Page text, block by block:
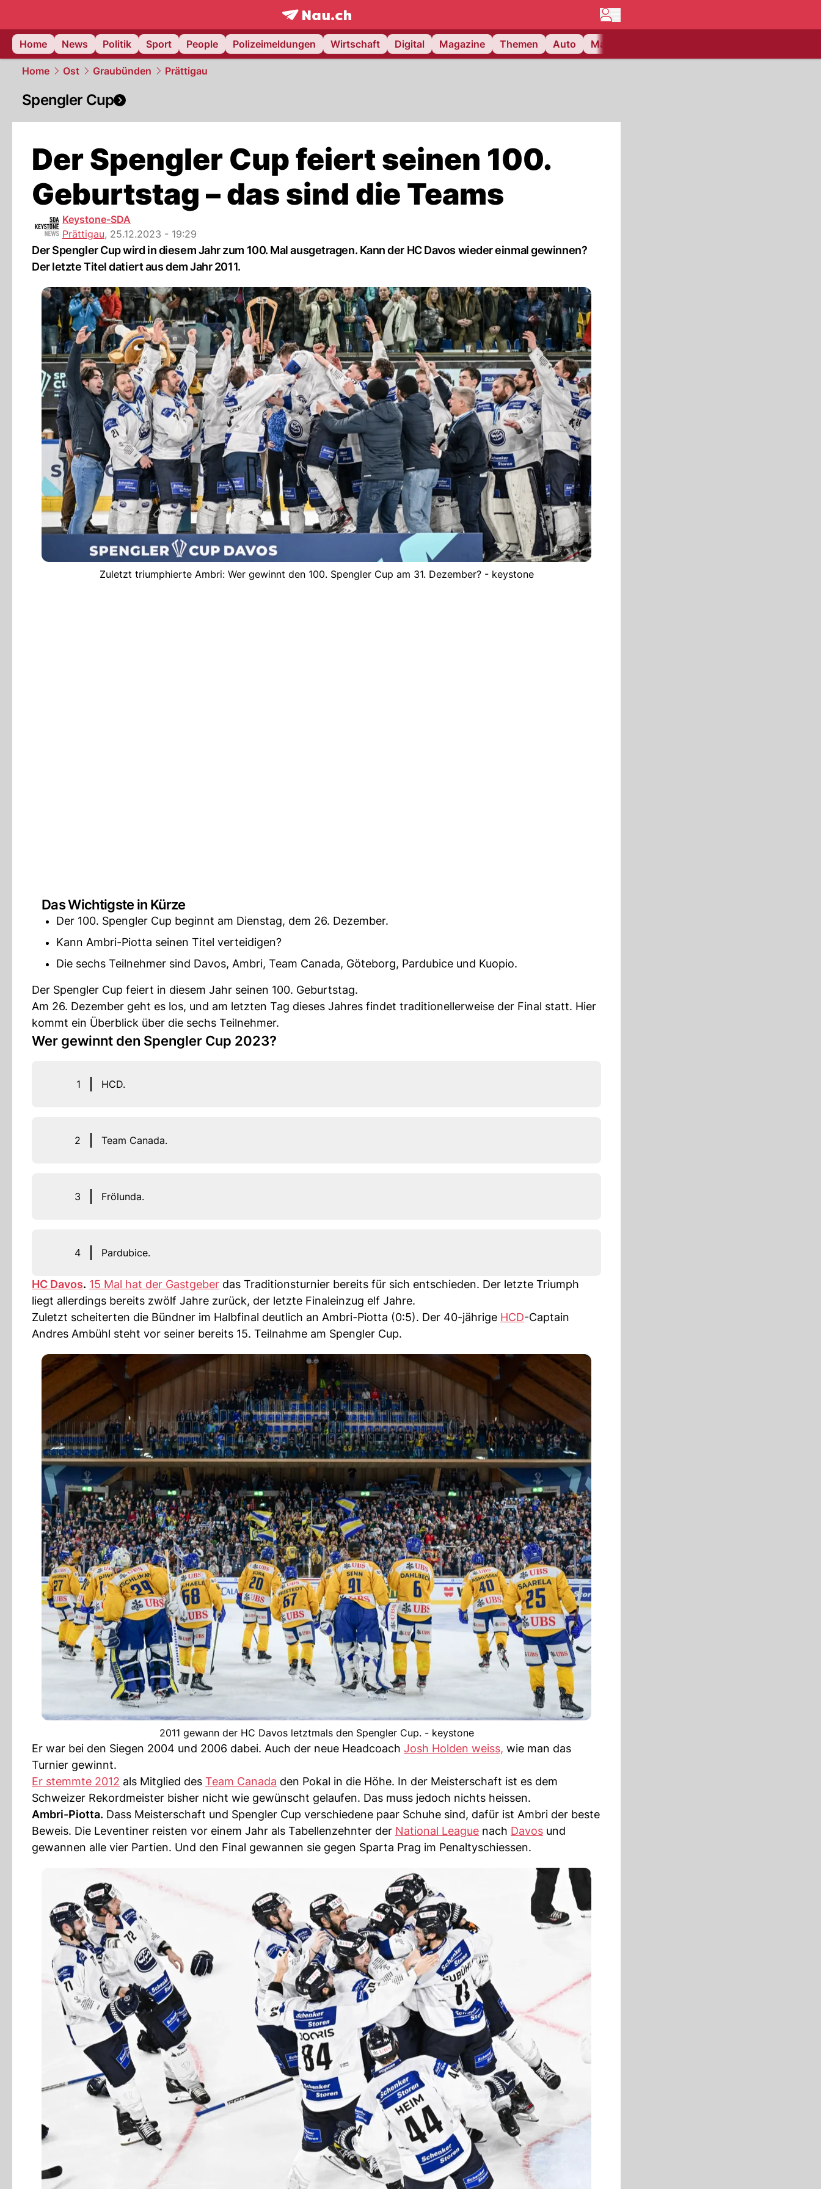
frontpage.NAU.ch
Home
News Politik Sport People Polizeimeldungen Wirtschaft Digital Magazine Themen Auto Matchcenter
Home Ost Graubünden Prättigau
Spengler Cup
Der Spengler Cup feiert seinen 100.
Geburtstag – das sind die Teams
Keystone-SDA
Prättigau, 25.12.2023 - 19:29
Der Spengler Cup wird in diesem Jahr zum 100. Mal ausgetragen. Kann der HC Davos wieder einmal gewinnen?
Der letzte Titel datiert aus dem Jahr 2011.
Zuletzt triumphierte Ambri: Wer gewinnt den 100. Spengler Cup am 31. Dezember? - keystone
Das Wichtigste in Kürze
Der 100. Spengler Cup beginnt am Dienstag, dem 26. Dezember.
Kann Ambri-Piotta seinen Titel verteidigen?
Die sechs Teilnehmer sind Davos, Ambri, Team Canada, Göteborg, Pardubice und Kuopio.
Der Spengler Cup feiert in diesem Jahr seinen 100. Geburtstag.
Am 26. Dezember geht es los, und am letzten Tag dieses Jahres findet traditionellerweise der Final statt. Hier
kommt ein Überblick über die sechs Teilnehmer.
Wer gewinnt den Spengler Cup 2023?
1 HCD.
2 Team Canada.
3 Frölunda.
4 Pardubice.
HC Davos. 15 Mal hat der Gastgeber das Traditionsturnier bereits für sich entschieden. Der letzte Triumph
liegt allerdings bereits zwölf Jahre zurück, der letzte Finaleinzug elf Jahre.
Zuletzt scheiterten die Bündner im Halbfinal deutlich an Ambri-Piotta (0:5). Der 40-jährige HCD-Captain
Andres Ambühl steht vor seiner bereits 15. Teilnahme am Spengler Cup.
2011 gewann der HC Davos letztmals den Spengler Cup. - keystone
Er war bei den Siegen 2004 und 2006 dabei. Auch der neue Headcoach Josh Holden weiss, wie man das
Turnier gewinnt.
Er stemmte 2012 als Mitglied des Team Canada den Pokal in die Höhe. In der Meisterschaft ist es dem
Schweizer Rekordmeister bisher nicht wie gewünscht gelaufen. Das muss jedoch nichts heissen.
Ambri-Piotta. Dass Meisterschaft und Spengler Cup verschiedene paar Schuhe sind, dafür ist Ambri der beste
Beweis. Die Leventiner reisten vor einem Jahr als Tabellenzehnter der National League nach Davos und
gewannen alle vier Partien. Und den Final gewannen sie gegen Sparta Prag im Penaltyschiessen.